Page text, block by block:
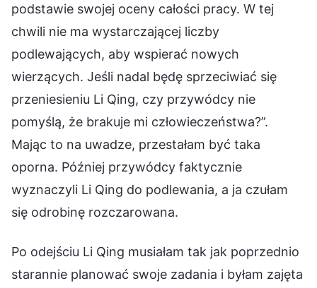
podstawie swojej oceny całości pracy. W tej
chwili nie ma wystarczającej liczby
podlewających, aby wspierać nowych
wierzących. Jeśli nadal będę sprzeciwiać się
przeniesieniu Li Qing, czy przywódcy nie
pomyślą, że brakuje mi człowieczeństwa?”.
Mając to na uwadze, przestałam być taka
oporna. Później przywódcy faktycznie
wyznaczyli Li Qing do podlewania, a ja czułam
się odrobinę rozczarowana.
Po odejściu Li Qing musiałam tak jak poprzednio
starannie planować swoje zadania i byłam zajęta